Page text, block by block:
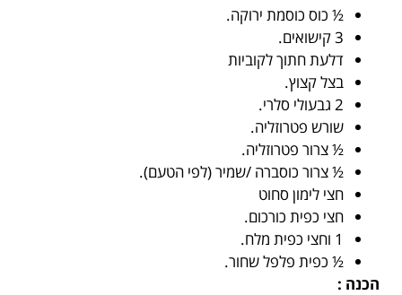
½ כוס כוסמת ירוקה.
3 קישואים.
דלעת חתוך לקוביות
בצל קצוץ.
2 גבעולי סלרי.
שורש פטרוזליה.
½ צרור פטרוזליה.
½ צרור כוסברה /שמיר (לפי הטעם).
חצי לימון סחוט
חצי כפית כורכום.
1 וחצי כפית מלח.
½ כפית פלפל שחור.
הכנה :